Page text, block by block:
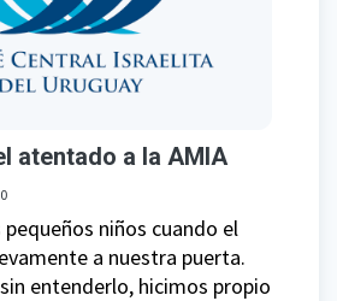
atentado a la AMIA
pequeños niños cuando el
a nuestra puerta.
entenderlo, hicimos propio